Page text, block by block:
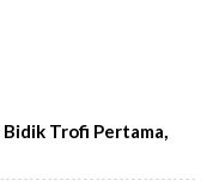
Bidik Trofi Pertama,